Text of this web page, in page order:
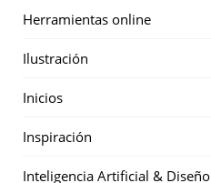
Herramientas online
Ilustración
Inicios
Inspiración
Inteligencia Artificial & Diseño